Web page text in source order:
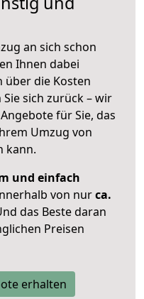
an sich schon
Ihnen dabei
über die Kosten
sich zurück – wir
für Sie, das
Umzug von
kann.
und einfach
von nurca.
das Beste daran
Preisen
erhalten